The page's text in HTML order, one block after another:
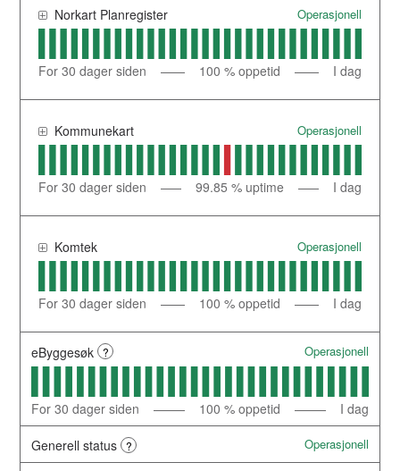
Norkart Planregister Operasjonell
For 30 dager siden 100 % oppetid I dag
Kommunekart Operasjonell
For 30 dager siden 99.85 % uptime I dag
Komtek Operasjonell
For 30 dager siden 100 % oppetid I dag
eByggesøk ? Operasjonell
For 30 dager siden 100 % oppetid I dag
Generell status ? Operasjonell